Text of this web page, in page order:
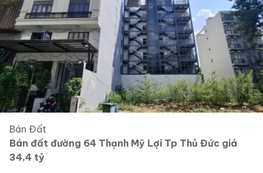
Bán Đất
Bán đất đường 64 Thạnh Mỹ Lợi Tp Thủ Đức giá
34,4 tỷ